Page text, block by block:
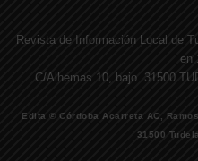
Revista de Información Local de
en
C/Alhemas 10, bajo. 31500
Edita © Córdoba Acarreta AC,
31500